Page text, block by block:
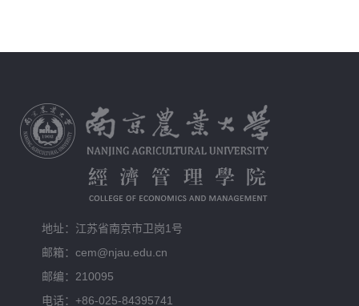
地址：江苏省南京市卫岗1号
邮箱：cem@njau.edu.cn
邮编：210095
电话：+86-025-84395741